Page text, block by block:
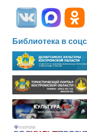
Библиотека в